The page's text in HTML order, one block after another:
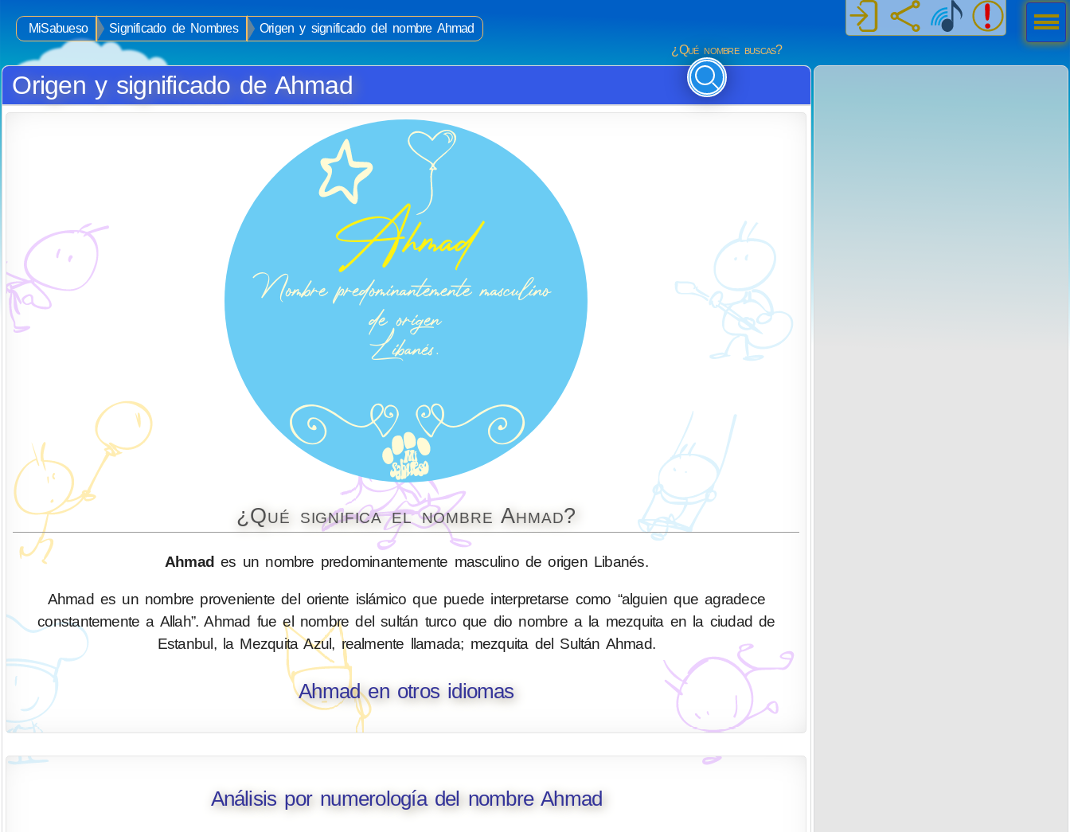
MiSabueso Significado de Nombres
Origen y significado del nombre Ahmad
¿Qué nombre buscas?
Origen y significado de Ahmad
¿Qué significa el nombre Ahmad?
Ahmad es un nombre predominantemente masculino de origen Libanés.
Ahmad es un nombre proveniente del oriente islámico que puede interpretarse como “alguien que agradece
constantemente a Allah”. Ahmad fue el nombre del sultán turco que dio nombre a la mezquita en la ciudad de
Estanbul, la Mezquita Azul, realmente llamada; mezquita del Sultán Ahmad.
Ahmad en otros idiomas
Análisis por numerología del nombre Ahmad
Men
ú